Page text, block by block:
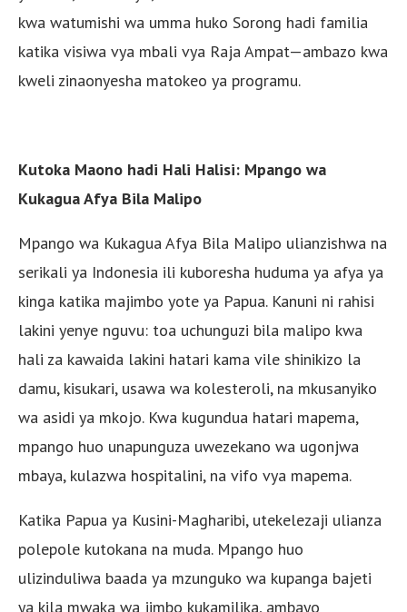
kwa watumishi wa umma huko Sorong hadi familia
katika visiwa vya mbali vya Raja Ampat—ambazo kwa
kweli zinaonyesha matokeo ya programu.
Kutoka Maono hadi Hali Halisi: Mpango wa
Kukagua Afya Bila Malipo
Mpango wa Kukagua Afya Bila Malipo ulianzishwa na
serikali ya Indonesia ili kuboresha huduma ya afya ya
kinga katika majimbo yote ya Papua. Kanuni ni rahisi
lakini yenye nguvu: toa uchunguzi bila malipo kwa
hali za kawaida lakini hatari kama vile shinikizo la
damu, kisukari, usawa wa kolesteroli, na mkusanyiko
wa asidi ya mkojo. Kwa kugundua hatari mapema,
mpango huo unapunguza uwezekano wa ugonjwa
mbaya, kulazwa hospitalini, na vifo vya mapema.
Katika Papua ya Kusini-Magharibi, utekelezaji ulianza
polepole kutokana na muda. Mpango huo
ulizinduliwa baada ya mzunguko wa kupanga bajeti
ya kila mwaka wa jimbo kukamilika, ambayo